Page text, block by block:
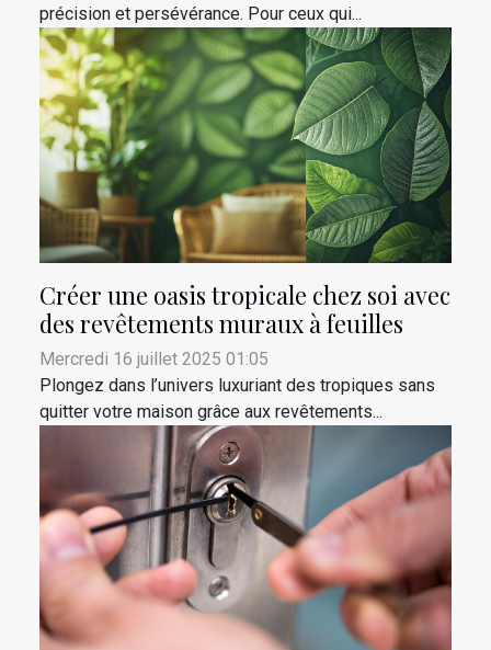
précision et persévérance. Pour ceux qui...
Créer une oasis tropicale chez soi avec
des revêtements muraux à feuilles
Mercredi 16 juillet 2025 01:05
Plongez dans l’univers luxuriant des tropiques sans
quitter votre maison grâce aux revêtements...